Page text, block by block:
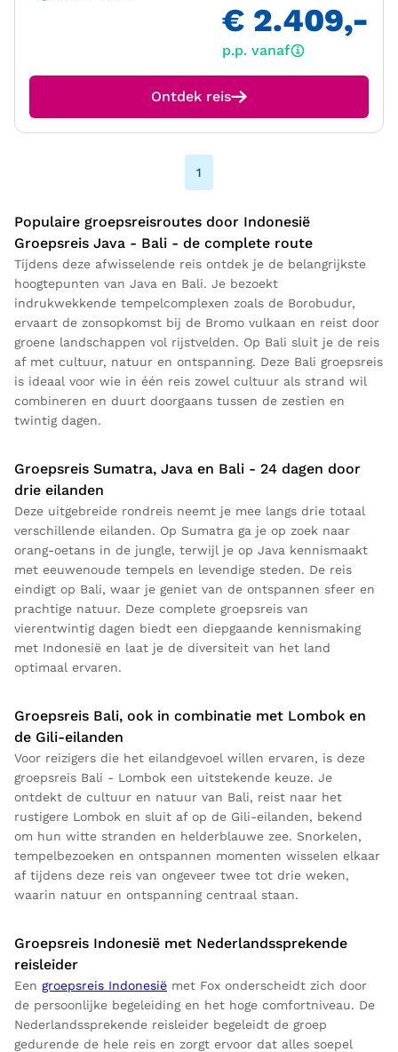
€ 2.409,-
p.p. vanaf
Ontdek reis
1
Populaire groepsreisroutes door Indonesië
Groepsreis Java - Bali - de complete route
Tijdens deze afwisselende reis ontdek je de belangrijkste
hoogtepunten van Java en Bali. Je bezoekt
indrukwekkende tempelcomplexen zoals de Borobudur,
ervaart de zonsopkomst bij de Bromo vulkaan en reist door
groene landschappen vol rijstvelden. Op Bali sluit je de reis
af met cultuur, natuur en ontspanning. Deze Bali groepsreis
is ideaal voor wie in één reis zowel cultuur als strand wil
combineren en duurt doorgaans tussen de zestien en
twintig dagen.
Groepsreis Sumatra, Java en Bali - 24 dagen door
drie eilanden
Deze uitgebreide rondreis neemt je mee langs drie totaal
verschillende eilanden. Op Sumatra ga je op zoek naar
orang-oetans in de jungle, terwijl je op Java kennismaakt
met eeuwenoude tempels en levendige steden. De reis
eindigt op Bali, waar je geniet van de ontspannen sfeer en
prachtige natuur. Deze complete groepsreis van
vierentwintig dagen biedt een diepgaande kennismaking
met Indonesië en laat je de diversiteit van het land
optimaal ervaren.
Groepsreis Bali, ook in combinatie met Lombok en
de Gili-eilanden
Voor reizigers die het eilandgevoel willen ervaren, is deze
groepsreis Bali - Lombok een uitstekende keuze. Je
ontdekt de cultuur en natuur van Bali, reist naar het
rustigere Lombok en sluit af op de Gili-eilanden, bekend
om hun witte stranden en helderblauwe zee. Snorkelen,
tempelbezoeken en ontspannen momenten wisselen elkaar
af tijdens deze reis van ongeveer twee tot drie weken,
waarin natuur en ontspanning centraal staan.
Groepsreis Indonesië met Nederlandssprekende
reisleider
Een groepsreis Indonesië met Fox onderscheidt zich door
de persoonlijke begeleiding en het hoge comfortniveau. De
Nederlandssprekende reisleider begeleidt de groep
gedurende de hele reis en zorgt ervoor dat alles soepel